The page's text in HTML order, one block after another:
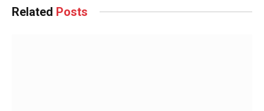
Related Posts